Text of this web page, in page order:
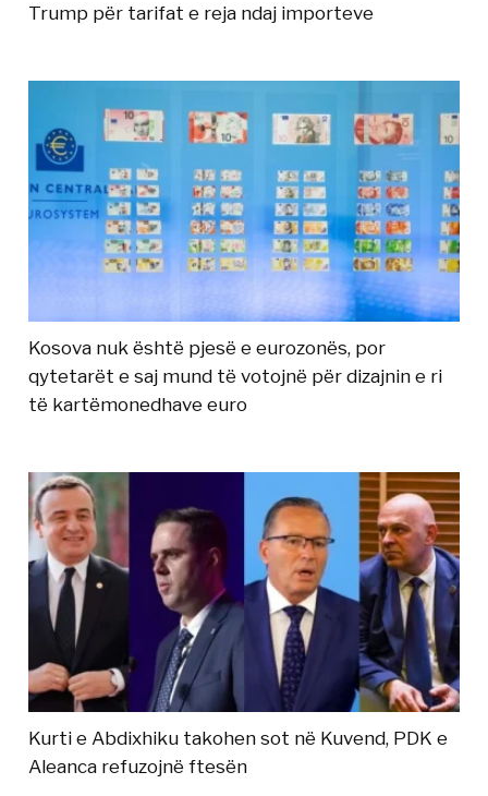
Trump për tarifat e reja ndaj importeve
Kosova nuk është pjesë e eurozonës, por
qytetarët e saj mund të votojnë për dizajnin e ri
të kartëmonedhave euro
Kurti e Abdixhiku takohen sot në Kuvend, PDK e
Aleanca refuzojnë ftesën